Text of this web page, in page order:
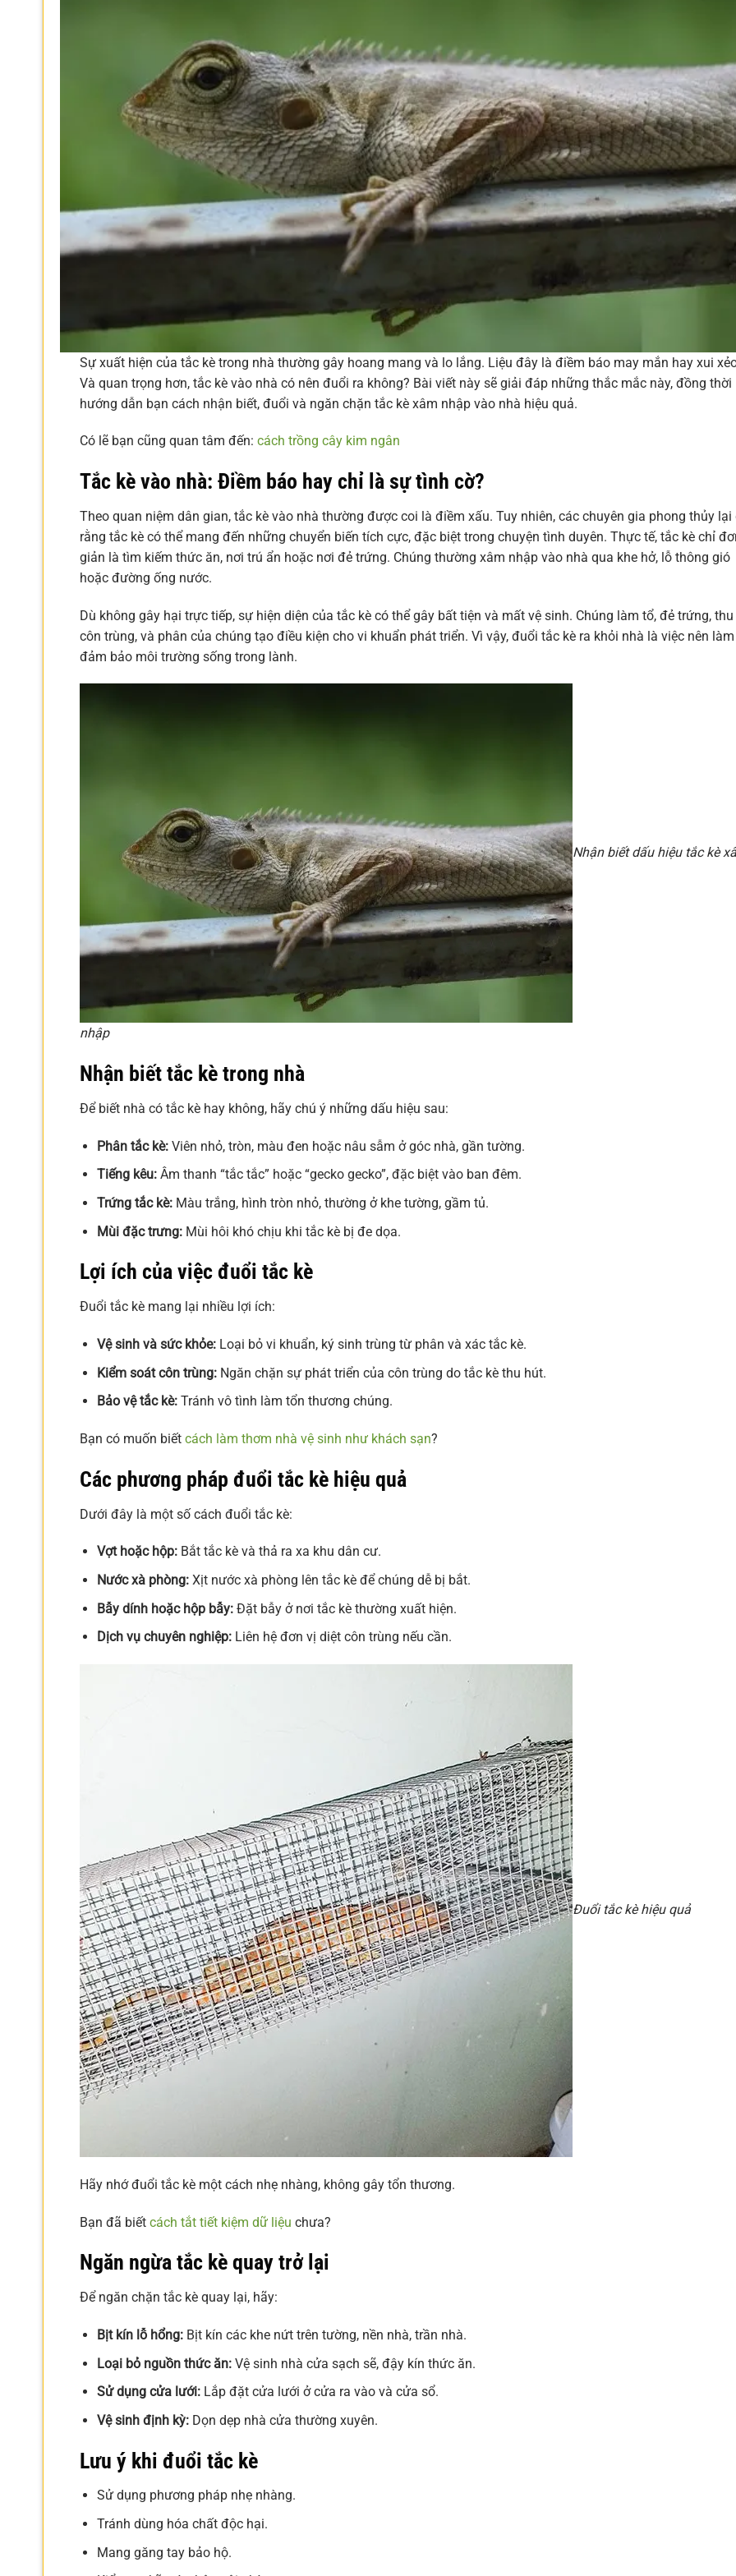
Sự xuất hiện của tắc kè trong nhà thường gây hoang mang và lo lắng. Liệu đây là điềm báo may mắn hay xui
Và quan trọng hơn, tắc kè vào nhà có nên đuổi ra không? Bài viết này sẽ giải đáp những thắc mắc này, đồng thời
hướng dẫn bạn cách nhận biết, đuổi và ngăn chặn tắc kè xâm nhập vào nhà hiệu quả.
Có lẽ bạn cũng quan tâm đến: cách trồng cây kim ngân
Tắc kè vào nhà: Điềm báo hay chỉ là sự tình cờ?
Theo quan niệm dân gian, tắc kè vào nhà thường được coi là điềm xấu. Tuy nhiên, các chuyên gia phong thủy lại
rằng tắc kè có thể mang đến những chuyển biến tích cực, đặc biệt trong chuyện tình duyên. Thực tế, tắc kè chỉ
giản là tìm kiếm thức ăn, nơi trú ẩn hoặc nơi đẻ trứng. Chúng thường xâm nhập vào nhà qua khe hở, lỗ thông gió
hoặc đường ống nước.
Dù không gây hại trực tiếp, sự hiện diện của tắc kè có thể gây bất tiện và mất vệ sinh. Chúng làm tổ, đẻ trứng,
côn trùng, và phân của chúng tạo điều kiện cho vi khuẩn phát triển. Vì vậy, đuổi tắc kè ra khỏi nhà là việc nên
đảm bảo môi trường sống trong lành.
Nhận biết dấu hiệu tắc kè
nhập
Nhận biết tắc kè trong nhà
Để biết nhà có tắc kè hay không, hãy chú ý những dấu hiệu sau:
Phân tắc kè:Viên nhỏ, tròn, màu đen hoặc nâu sẫm ở góc nhà, gần tường.
Tiếng kêu:Âm thanh “tắc tắc” hoặc “gecko gecko”, đặc biệt vào ban đêm.
Trứng tắc kè:Màu trắng, hình tròn nhỏ, thường ở khe tường, gầm tủ.
Mùi đặc trưng:Mùi hôi khó chịu khi tắc kè bị đe dọa.
Lợi ích của việc đuổi tắc kè
Đuổi tắc kè mang lại nhiều lợi ích:
Vệ sinh và sức khỏe:Loại bỏ vi khuẩn, ký sinh trùng từ phân và xác tắc kè.
Kiểm soát côn trùng:Ngăn chặn sự phát triển của côn trùng do tắc kè thu hút.
Bảo vệ tắc kè:Tránh vô tình làm tổn thương chúng.
Bạn có muốn biết cách làm thơm nhà vệ sinh như khách sạn?
Các phương pháp đuổi tắc kè hiệu quả
Dưới đây là một số cách đuổi tắc kè:
Vợt hoặc hộp:Bắt tắc kè và thả ra xa khu dân cư.
Nước xà phòng:Xịt nước xà phòng lên tắc kè để chúng dễ bị bắt.
Bẫy dính hoặc hộp bẫy:Đặt bẫy ở nơi tắc kè thường xuất hiện.
Dịch vụ chuyên nghiệp:Liên hệ đơn vị diệt côn trùng nếu cần.
Đuổi tắc kè hiệu quả
Hãy nhớ đuổi tắc kè một cách nhẹ nhàng, không gây tổn thương.
Bạn đã biết cách tắt tiết kiệm dữ liệu chưa?
Ngăn ngừa tắc kè quay trở lại
Để ngăn chặn tắc kè quay lại, hãy:
Bịt kín lỗ hổng:Bịt kín các khe nứt trên tường, nền nhà, trần nhà.
Loại bỏ nguồn thức ăn:Vệ sinh nhà cửa sạch sẽ, đậy kín thức ăn.
Sử dụng cửa lưới:Lắp đặt cửa lưới ở cửa ra vào và cửa sổ.
Vệ sinh định kỳ:Dọn dẹp nhà cửa thường xuyên.
Lưu ý khi đuổi tắc kè
Sử dụng phương pháp nhẹ nhàng.
Tránh dùng hóa chất độc hại.
Mang găng tay bảo hộ.